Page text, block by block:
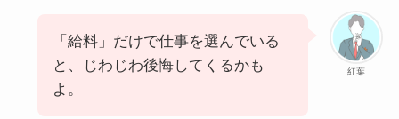
紅葉
「給料」だけで仕事を選んでいる
と、じわじわ後悔してくるかも
よ。